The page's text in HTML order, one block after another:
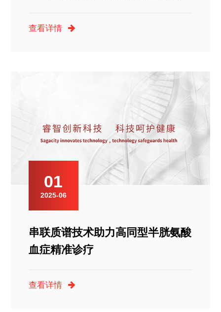
查看详情
01
2025-06
串联质谱技术助力高同型半胱氨酸
血症精准诊疗
查看详情